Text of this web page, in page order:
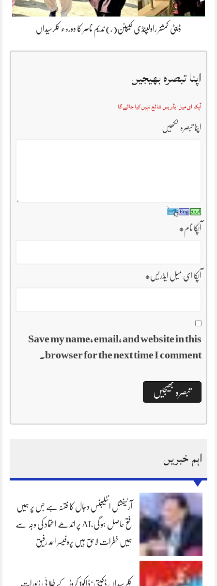
ڈپٹی کمشنر راولپنڈی کیپٹن(ر) ندیم ناصر کا دورہء کلرسیداں
اپنا تبصرہ بھیجیں
آپکا ای میل ایڈریس شائع نہیں کیا جائے گا
اپنا تبصرہ لکھیں
آپکا نام*
آپکا ای میل ایڈریس*
Save my name, email, and website in this
browser for the next time I comment.
اہم خبریں
آرٹیفشل انٹلیجنس دجال کا فتنہ ہے جس پر ہمیں
فتح حاصل ہو گی،AI پر اندھے اعتماد کی وجہ سے
ہمیں خطرات لاحق ہیں پروفیسر احمد رفیق
کلرسیداں ڈکیتی‘ڈاکو1 کروڑ کے طلائی زیورات